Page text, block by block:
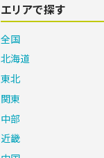
エリアで探す
全国
北海道
東北
関東
中部
近畿